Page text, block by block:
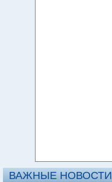
ВАЖНЫЕ НОВОСТИ